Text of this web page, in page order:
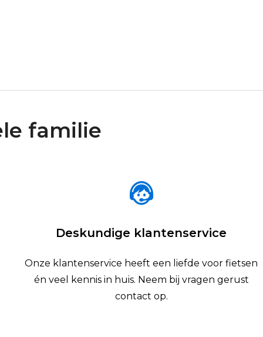
familie
Deskundige klantenservice
Onze klantenservice heeft een liefde voor fietsen
én veel kennis in huis. Neem bij vragen gerust
contact op.